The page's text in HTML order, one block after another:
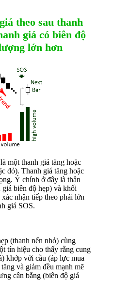
theo sau thanh
giá có biên độ
lớn hơn
một thanh giá tăng hoặc
đỏ). Thanh giá tăng hoặc
Ý chính ở đây là thân
giá biên độ hẹp) và khối
nhận tiếp theo phải lớn
giá SOS.
(thanh nến nhỏ) cùng
tín hiệu cho thấy rằng cung
khớp với cầu (áp lực mua
và giảm đều mạnh mẽ
cân bằng (biên độ giá